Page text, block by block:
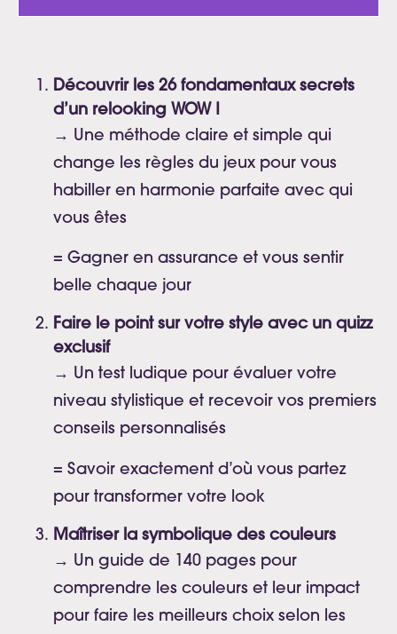
Découvrir les 26 fondamentaux secrets
d’un relooking WOW !
→ Une méthode claire et simple qui
change les règles du jeux pour vous
habiller en harmonie parfaite avec qui
vous êtes
= Gagner en assurance et vous sentir
belle chaque jour
Faire le point sur votre style avec un quizz
exclusif
→ Un test ludique pour évaluer votre
niveau stylistique et recevoir vos premiers
conseils personnalisés
= Savoir exactement d’où vous partez
pour transformer votre look
Maîtriser la symbolique des couleurs
→ Un guide de 140 pages pour
comprendre les couleurs et leur impact
pour faire les meilleurs choix selon les